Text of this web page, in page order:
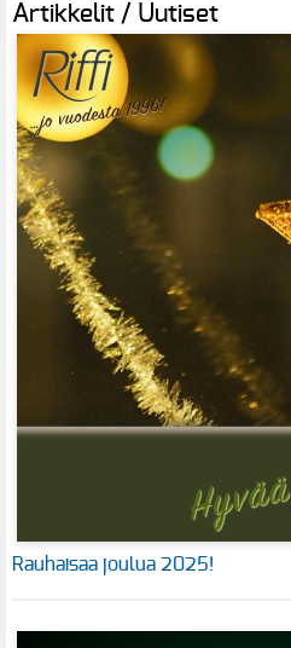
Artikkelit / Uutiset
Rauhaisaa joulua 2025!